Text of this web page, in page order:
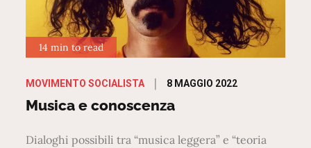
14 min to read
MOVIMENTO SOCIALISTA
Posted
on
8 MAGGIO 2022
Musica e conoscenza
Dialoghi possibili tra “musica leggera” e “teoria